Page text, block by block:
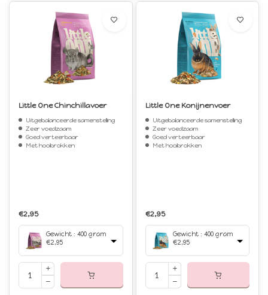
Little One Chinchillavoer
Uitgebalanceerde samenstelling
Zeer voedzaam
Goed verteerbaar
Met hooibrokken
€2,95
Gewicht : 400 gram
€2,95
Little One Konijnenvoer
Uitgebalanceerde samenstelling
Zeer voedzaam
Goed verteerbaar
Met hooibrokken
€2,95
Gewicht : 400 gram
€2,95